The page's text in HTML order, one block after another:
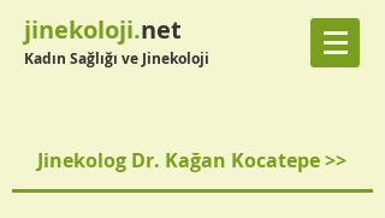
jinekoloji.net
Kadın Sağlığı ve Jinekoloji
Jinekolog Dr. Kağan Kocatepe >>